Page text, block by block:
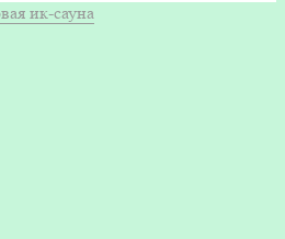
ик-сауна